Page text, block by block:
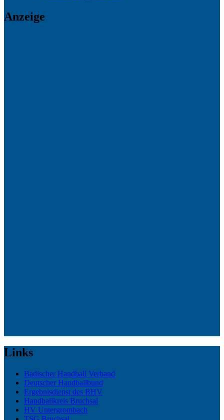
Anzeige
Links
Badischer Handball Verband
Deutscher Handballbund
Ergebnisdienst des BHV
Handballkreis Bruchsal
HV Untergrombach